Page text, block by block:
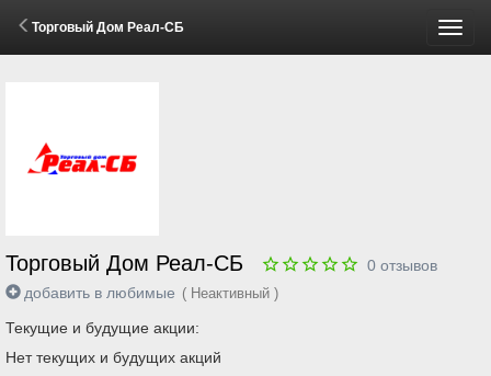
Торговый Дом Реал-СБ
Торговый Дом Реал-СБ 0 отзывов
добавить в любимые ( Неактивный )
Текущие и будущие акции:
Нет текущих и будущих акций